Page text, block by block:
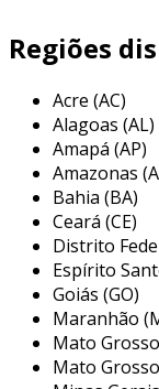
que impede a
sob pressão.
geralmente, os
com materiais
desgaste e à
e metais
design do selo
vedado, da
sistema onde
eficiência do selo
papel crucial na
equipamentos e
operacionais.
Regiões
Acre (AC)
Alagoas (AL)
Amapá (AP)
Amazonas
Bahia (BA)
Ceará (CE)
Distrito
Espírito
Goiás (GO)
Maranhão
Mato
Mato